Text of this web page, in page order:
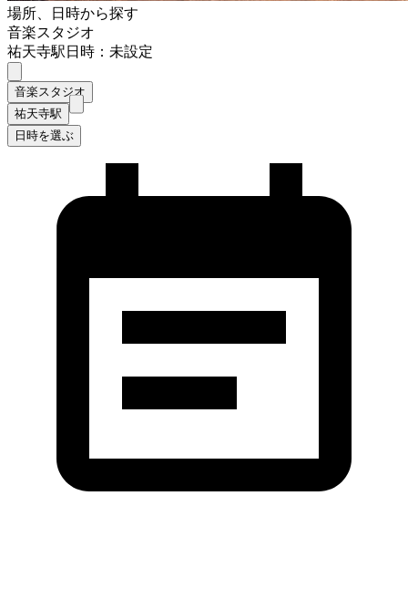
場所、日時から探す
音楽スタジオ
祐天寺駅日時：未設定
音楽スタジオ
祐天寺駅
日時を選ぶ